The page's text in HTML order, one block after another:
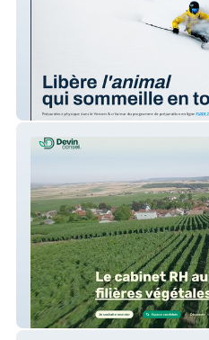
La Fabrique Athletic
Devin Conseil